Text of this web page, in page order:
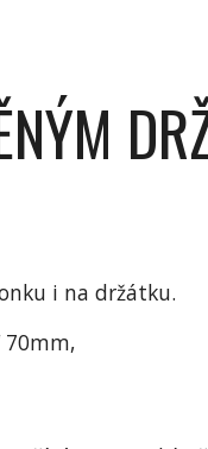
i na držátku.
70mm,